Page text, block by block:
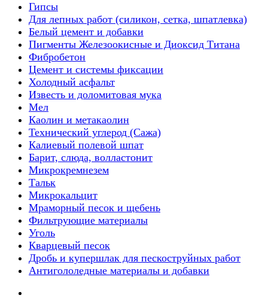
Гипсы
Для лепных работ (силикон, сетка, шпатлевка)
Белый цемент и добавки
Пигменты Железоокисные и Диоксид Титана
Фибробетон
Цемент и системы фиксации
Холодный асфальт
Известь и доломитовая мука
Мел
Каолин и метакаолин
Технический углерод (Сажа)
Калиевый полевой шпат
Барит, слюда, волластонит
Микрокремнезем
Тальк
Микрокальцит
Мраморный песок и щебень
Фильтрующие материалы
Уголь
Кварцевый песок
Дробь и купершлак для пескоструйных работ
Антигололедные материалы и добавки